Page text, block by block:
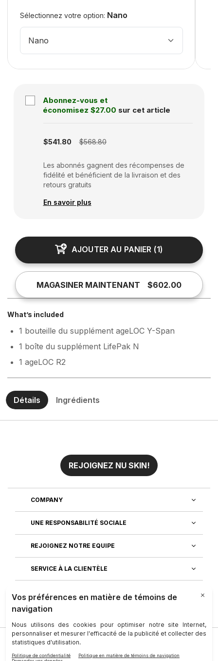
Sélectionnez votre option: Nano
Nano
Abonnez-vous et
économisez $27.00 sur cet article
$541.80 $568.80
Les abonnés gagnent des récompenses de
fidélité et bénéficient de la livraison et des
retours gratuits
En savoir plus
AJOUTER AU PANIER (1)
MAGASINER MAINTENANT $602.00
What’s included
1 bouteille du supplément ageLOC Y-Span
1 boîte du supplément LifePak N
1 ageLOC R2
Détails Ingrédients
REJOIGNEZ NU SKIN!
COMPANY
UNE RESPONSABILITÉ SOCIALE
REJOIGNEZ NOTRE EQUIPE
SERVICE À LA CLIENTÈLE
Société | Juridique
Conditions D’utilisation
Personne-Ressource |